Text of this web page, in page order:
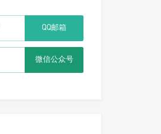
QQ邮箱
微信公众号